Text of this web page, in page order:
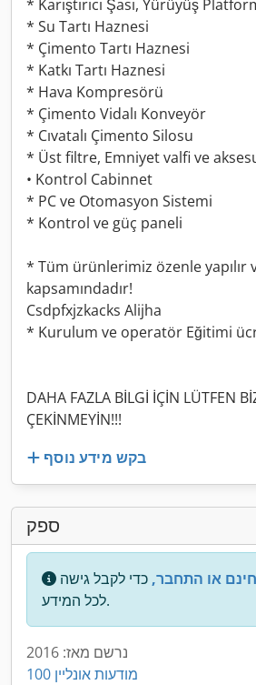
* Karıştırıcı Şasi, Yürüyüş
* Su Tartı Haznesi
* Çimento Tartı Haznesi
* Katkı Tartı Haznesi
* Hava Kompresörü
* Çimento Vidalı Konveyör
* Cıvatalı Çimento Silosu
* Üst filtre, Emniyet valfi ve
• Kontrol Cabinnet
* PC ve Otomasyon Sistemi
* Kontrol ve güç paneli
* Tüm ürünlerimiz özenle yapılır
kapsamındadır!
Csdpfxjzkacks Alijha
* Kurulum ve operatör Eğitimi
DAHA FAZLA BİLGİ İÇİN LÜTFEN
ÇEKİNMEYİN!!!
בקש מידע נוסף
ספק
או התחבר, כדי לקבל גישה
לכל המידע.
נרשם מאז: 2016
100 מודעות אונליין